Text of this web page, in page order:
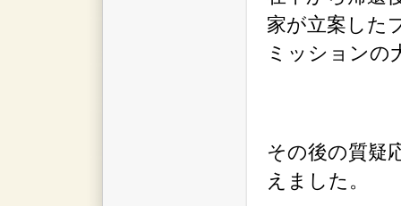
家が立案した
ミッションの
その後の質疑
えました。